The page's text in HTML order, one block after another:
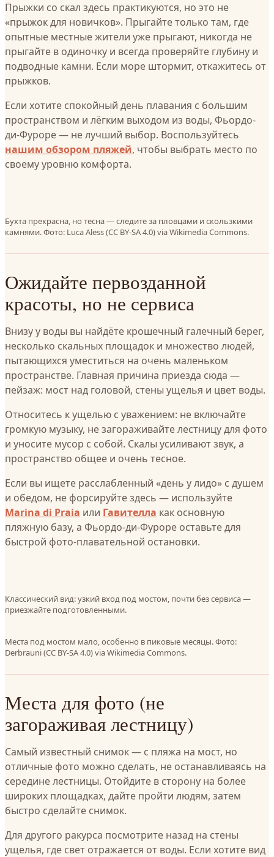
Прыжки со скал здесь практикуются, но это не
«прыжок для новичков». Прыгайте только там, где
опытные местные жители уже прыгают, никогда не
прыгайте в одиночку и всегда проверяйте глубину и
подводные камни. Если море штормит, откажитесь от
прыжков.
Если хотите спокойный день плавания с большим
пространством и лёгким выходом из воды, Фьордо-
ди-Фуроре — не лучший выбор. Воспользуйтесь
нашим обзором пляжей, чтобы выбрать место по
своему уровню комфорта.
Бухта прекрасна, но тесна — следите за пловцами и скользкими
камнями. Фото: Luca Aless (CC BY-SA 4.0) via Wikimedia Commons.
Ожидайте первозданной
красоты, но не сервиса
Внизу у воды вы найдёте крошечный галечный берег,
несколько скальных площадок и множество людей,
пытающихся уместиться на очень маленьком
пространстве. Главная причина приезда сюда —
пейзаж: мост над головой, стены ущелья и цвет воды.
Относитесь к ущелью с уважением: не включайте
громкую музыку, не загораживайте лестницу для фото
и уносите мусор с собой. Скалы усиливают звук, а
пространство общее и очень тесное.
Если вы ищете расслабленный «день у лидо» с душем
и обедом, не форсируйте здесь — используйте
Marina di Praia или Гавителла как основную
пляжную базу, а Фьордо-ди-Фуроре оставьте для
быстрой фото-плавательной остановки.
Классический вид: узкий вход под мостом, почти без сервиса —
приезжайте подготовленными.
Места под мостом мало, особенно в пиковые месяцы. Фото:
Derbrauni (CC BY-SA 4.0) via Wikimedia Commons.
Места для фото (не
загораживая лестницу)
Самый известный снимок — с пляжа на мост, но
отличные фото можно сделать, не останавливаясь на
середине лестницы. Отойдите в сторону на более
широких площадках, дайте пройти людям, затем
быстро сделайте снимок.
Для другого ракурса посмотрите назад на стены
ущелья, где свет отражается от воды. Если хотите вид